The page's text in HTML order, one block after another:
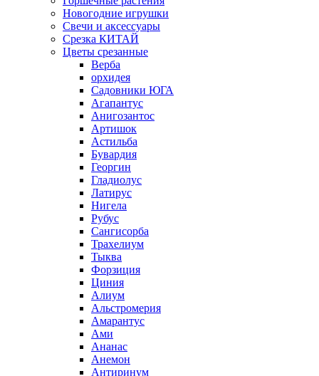
Новогодние игрушки
Свечи и аксессуары
Срезка КИТАЙ
Цветы срезанные
Верба
орхидея
Садовники ЮГА
Агапантус
Анигозантос
Артишок
Астильба
Бувардия
Георгин
Гладиолус
Латирус
Нигела
Рубус
Сангисорба
Трахелиум
Тыква
Форзиция
Циния
Алиум
Альстромерия
Амарантус
Ами
Ананас
Анемон
Антиринум